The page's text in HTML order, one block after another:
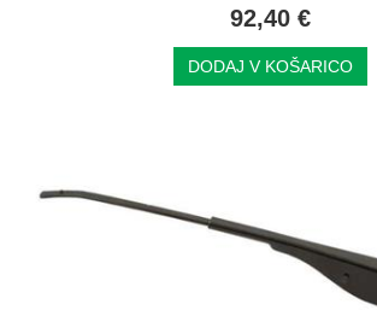
92,40 €
DODAJ V KOŠARICO